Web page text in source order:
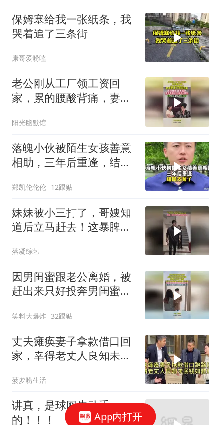
保姆塞给我一张纸条，我
哭着追了三条街
康哥爱唠嗑
老公刚从工厂领工资回
家，累的腰酸背痛，妻子
阳光幽默馆
落魄小伙被陌生女孩善意
相助，三年后重逢，结局
郑凯伦伦伦 12跟贴
妹妹被小三打了，哥嫂知
道后立马赶去！这暴脾
落凝综艺
因男闺蜜跟老公离婚，被
赶出来只好投奔男闺蜜，
笑料大爆炸 32跟贴
丈夫瘫痪妻子拿款借口回
家，幸得老丈人良知未泯
菠萝唠生活
讲真，是球网先动手
的！！！
App内打开